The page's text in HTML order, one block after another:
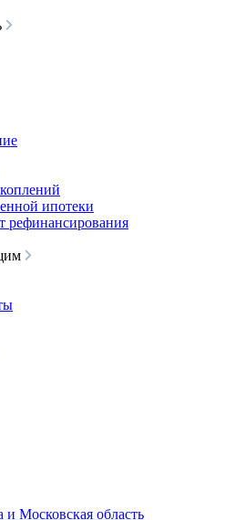
ипотеки
рефинансирования
и Московская область